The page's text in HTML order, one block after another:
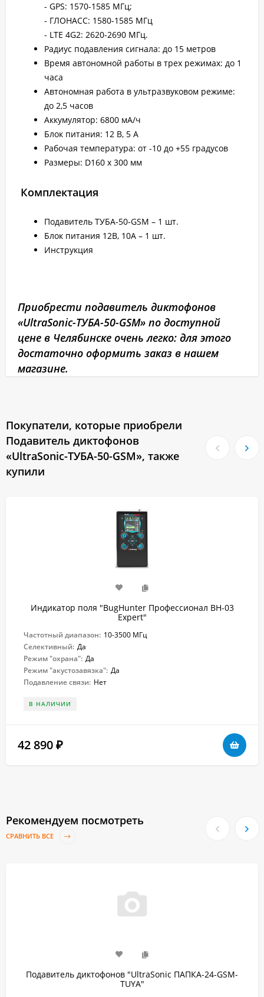
- GPS: 1570-1585 МГц;
- ГЛОНАСС: 1580-1585 МГц
- LTE 4G2: 2620-2690 МГц.
Радиус подавления сигнала: до 15 метров
Время автономной работы в трех режимах: до 1
часа
Автономная работа в ультразвуковом режиме:
до 2,5 часов
Аккумулятор: 6800 мА/ч
Блок питания: 12 В, 5 А
Рабочая температура: от -10 до +55 градусов
Размеры: D160 x 300 мм
Комплектация
Подавитель ТУБА-50-GSM – 1 шт.
Блок питания 12В, 10А – 1 шт.
Инструкция
Приобрести подавитель диктофонов
«UltraSonic-ТУБА-50-GSM» по доступной
цене в Челябинске очень легко: для этого
достаточно оформить заказ в нашем
магазине.
Покупатели, которые приобрели
Подавитель диктофонов
«UltraSonic-ТУБА-50-GSM», также
купили
Индикатор поля "BugHunter Профессионал BH-03
Expert"
Частотный диапазон: 10-3500 МГц
Селективный: Да
Режим "охрана": Да
Режим "акустозавязка": Да
Подавление связи: Нет
В НАЛИЧИИ
42 890 ₽
Рекомендуем посмотреть
СРАВНИТЬ ВСЕ
Подавитель диктофонов "UltraSonic ПАПКА-24-GSM-
TUYA"